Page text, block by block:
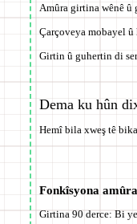
Amûra girtina wênê û
Çarçoveya mobayel
Girtin û guhertin di
Dema ku hûn
Hemî bila xweş tê
Fonkîsyona
Girtina 90 derce: Bi